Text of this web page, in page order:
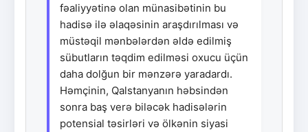
fəaliyyətinə olan münasibətinin bu
hadisə ilə əlaqəsinin araşdırılması və
müstəqil mənbələrdən əldə edilmiş
sübutların təqdim edilməsi oxucu üçün
daha dolğun bir mənzərə yaradardı.
Həmçinin, Qalstanyanın həbsindən
sonra baş verə biləcək hadisələrin
potensial təsirləri və ölkənin siyasi